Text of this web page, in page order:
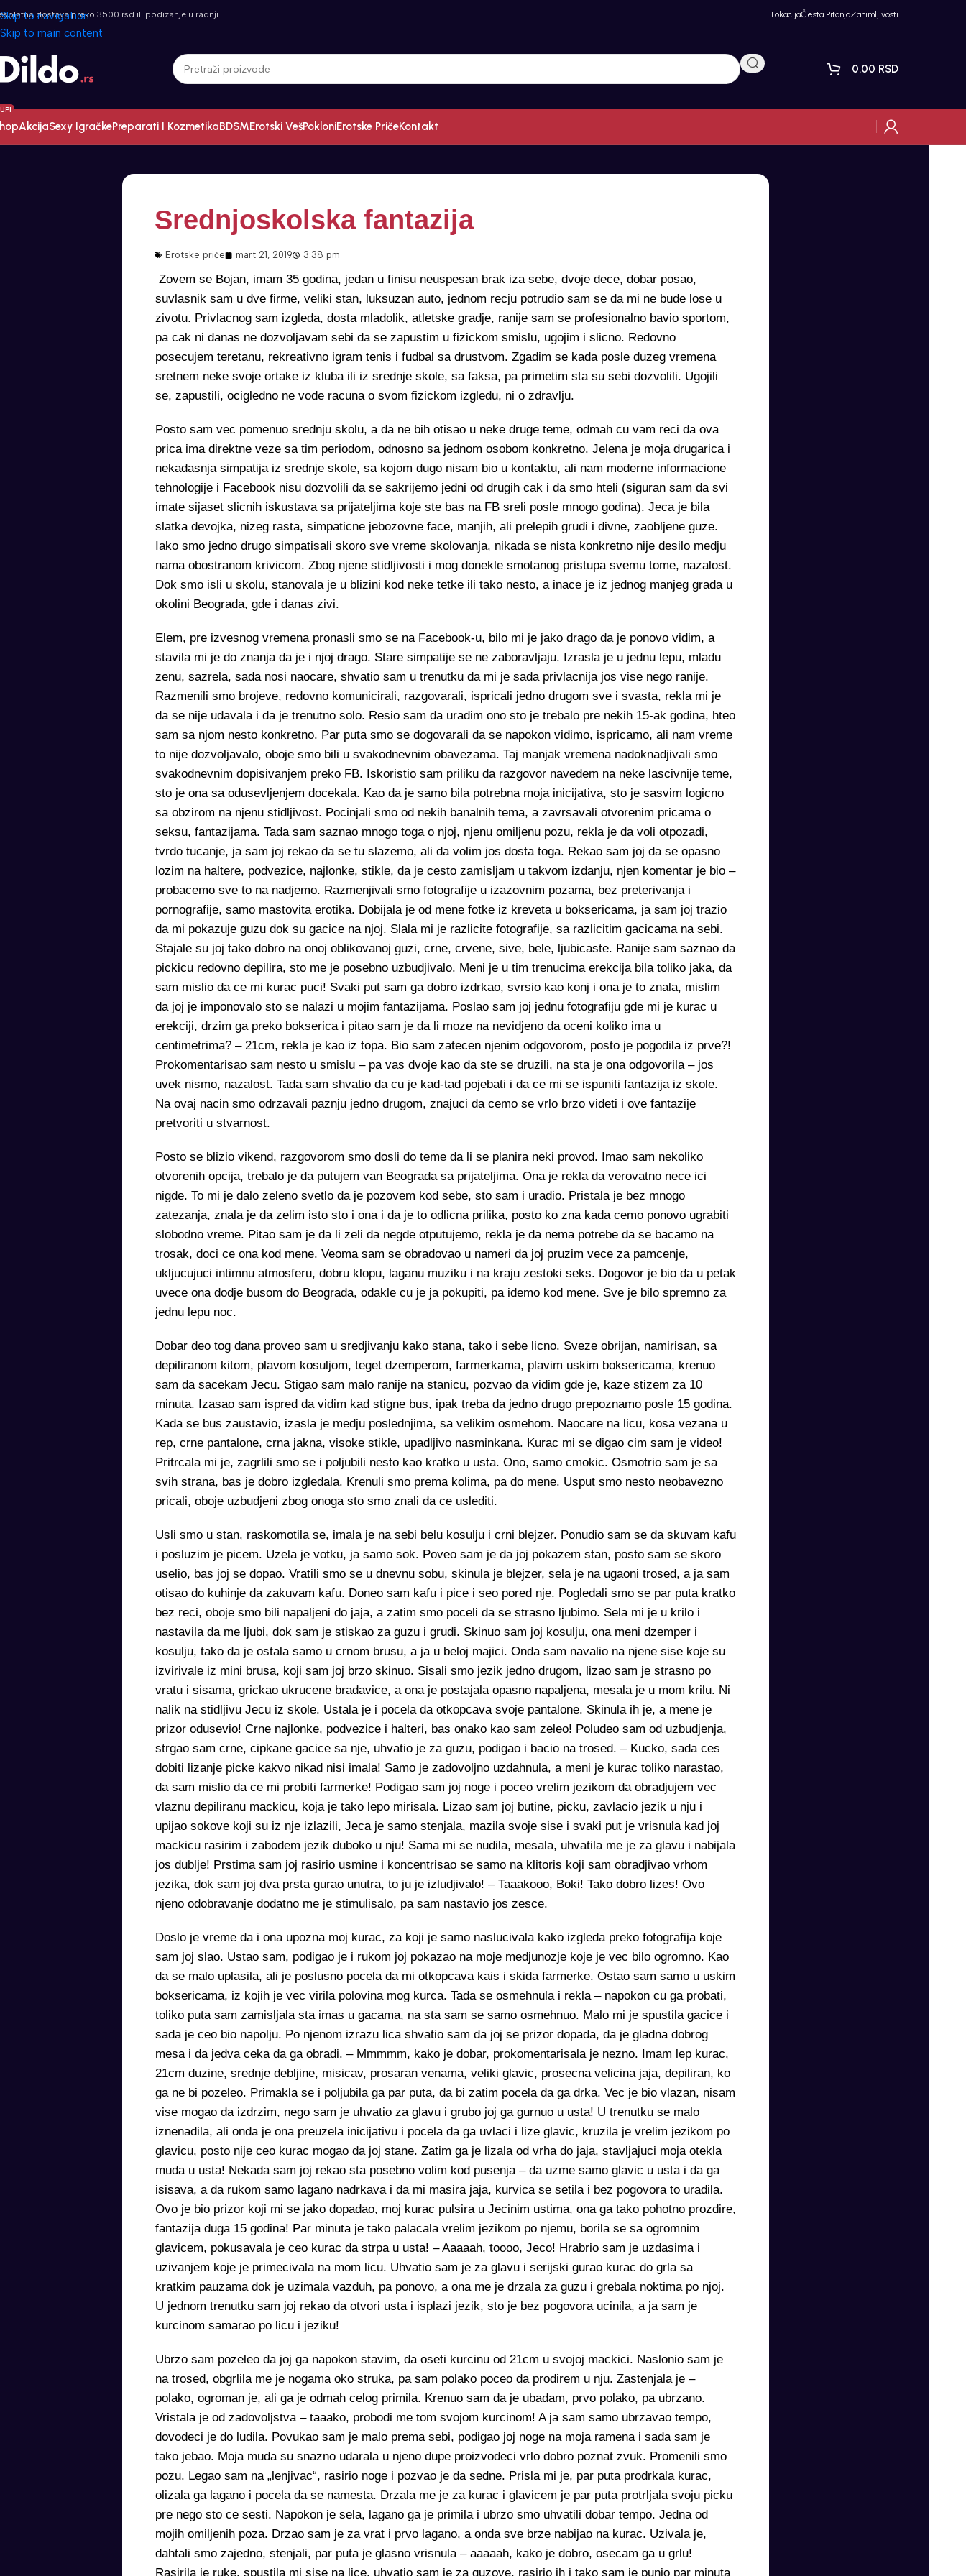
Skip to navigation
Skip to main content
dostava preko 3500 rsd ili podizanje u radnji. LokacijaČesta PitanjaZanimljivosti
0.00 RSD
AkcijaSexy IgračkePreparati I KozmetikaBDSMErotski VešPokloniErotske PričeKontakt
Srednjoskolska fantazija
Erotske priče mart 21, 2019 3:38 pm
Zovem se Bojan, imam 35 godina, jedan u finisu neuspesan brak iza sebe, dvoje dece, dobar posao,
suvlasnik sam u dve firme, veliki stan, luksuzan auto, jednom recju potrudio sam se da mi ne bude lose u
zivotu. Privlacnog sam izgleda, dosta mladolik, atletske gradje, ranije sam se profesionalno bavio sportom,
pa cak ni danas ne dozvoljavam sebi da se zapustim u fizickom smislu, ugojim i slicno. Redovno
posecujem teretanu, rekreativno igram tenis i fudbal sa drustvom. Zgadim se kada posle duzeg vremena
sretnem neke svoje ortake iz kluba ili iz srednje skole, sa faksa, pa primetim sta su sebi dozvolili. Ugojili
se, zapustili, ocigledno ne vode racuna o svom fizickom izgledu, ni o zdravlju.
Posto sam vec pomenuo srednju skolu, a da ne bih otisao u neke druge teme, odmah cu vam reci da ova
prica ima direktne veze sa tim periodom, odnosno sa jednom osobom konkretno. Jelena je moja drugarica i
nekadasnja simpatija iz srednje skole, sa kojom dugo nisam bio u kontaktu, ali nam moderne informacione
tehnologije i Facebook nisu dozvolili da se sakrijemo jedni od drugih cak i da smo hteli (siguran sam da svi
imate sijaset slicnih iskustava sa prijateljima koje ste bas na FB sreli posle mnogo godina). Jeca je bila
slatka devojka, nizeg rasta, simpaticne jebozovne face, manjih, ali prelepih grudi i divne, zaobljene guze.
Iako smo jedno drugo simpatisali skoro sve vreme skolovanja, nikada se nista konkretno nije desilo medju
nama obostranom krivicom. Zbog njene stidljivosti i mog donekle smotanog pristupa svemu tome, nazalost.
Dok smo isli u skolu, stanovala je u blizini kod neke tetke ili tako nesto, a inace je iz jednog manjeg grada u
okolini Beograda, gde i danas zivi.
Elem, pre izvesnog vremena pronasli smo se na Facebook-u, bilo mi je jako drago da je ponovo vidim, a
stavila mi je do znanja da je i njoj drago. Stare simpatije se ne zaboravljaju. Izrasla je u jednu lepu, mladu
zenu, sazrela, sada nosi naocare, shvatio sam u trenutku da mi je sada privlacnija jos vise nego ranije.
Razmenili smo brojeve, redovno komunicirali, razgovarali, ispricali jedno drugom sve i svasta, rekla mi je
da se nije udavala i da je trenutno solo. Resio sam da uradim ono sto je trebalo pre nekih 15-ak godina, hteo
sam sa njom nesto konkretno. Par puta smo se dogovarali da se napokon vidimo, ispricamo, ali nam vreme
to nije dozvoljavalo, oboje smo bili u svakodnevnim obavezama. Taj manjak vremena nadoknadjivali smo
svakodnevnim dopisivanjem preko FB. Iskoristio sam priliku da razgovor navedem na neke lascivnije teme,
sto je ona sa odusevljenjem docekala. Kao da je samo bila potrebna moja inicijativa, sto je sasvim logicno
sa obzirom na njenu stidljivost. Pocinjali smo od nekih banalnih tema, a zavrsavali otvorenim pricama o
seksu, fantazijama. Tada sam saznao mnogo toga o njoj, njenu omiljenu pozu, rekla je da voli otpozadi,
tvrdo tucanje, ja sam joj rekao da se tu slazemo, ali da volim jos dosta toga. Rekao sam joj da se opasno
lozim na haltere, podvezice, najlonke, stikle, da je cesto zamisljam u takvom izdanju, njen komentar je bio –
probacemo sve to na nadjemo. Razmenjivali smo fotografije u izazovnim pozama, bez preterivanja i
pornografije, samo mastovita erotika. Dobijala je od mene fotke iz kreveta u boksericama, ja sam joj trazio
da mi pokazuje guzu dok su gacice na njoj. Slala mi je razlicite fotografije, sa razlicitim gacicama na sebi.
Stajale su joj tako dobro na onoj oblikovanoj guzi, crne, crvene, sive, bele, ljubicaste. Ranije sam saznao da
pickicu redovno depilira, sto me je posebno uzbudjivalo. Meni je u tim trenucima erekcija bila toliko jaka, da
sam mislio da ce mi kurac puci! Svaki put sam ga dobro izdrkao, svrsio kao konj i ona je to znala, mislim
da joj je imponovalo sto se nalazi u mojim fantazijama. Poslao sam joj jednu fotografiju gde mi je kurac u
erekciji, drzim ga preko bokserica i pitao sam je da li moze na nevidjeno da oceni koliko ima u
centimetrima? – 21cm, rekla je kao iz topa. Bio sam zatecen njenim odgovorom, posto je pogodila iz prve?!
Prokomentarisao sam nesto u smislu – pa vas dvoje kao da ste se druzili, na sta je ona odgovorila – jos
uvek nismo, nazalost. Tada sam shvatio da cu je kad-tad pojebati i da ce mi se ispuniti fantazija iz skole.
Na ovaj nacin smo odrzavali paznju jedno drugom, znajuci da cemo se vrlo brzo videti i ove fantazije
pretvoriti u stvarnost.
Posto se blizio vikend, razgovorom smo dosli do teme da li se planira neki provod. Imao sam nekoliko
otvorenih opcija, trebalo je da putujem van Beograda sa prijateljima. Ona je rekla da verovatno nece ici
nigde. To mi je dalo zeleno svetlo da je pozovem kod sebe, sto sam i uradio. Pristala je bez mnogo
zatezanja, znala je da zelim isto sto i ona i da je to odlicna prilika, posto ko zna kada cemo ponovo ugrabiti
slobodno vreme. Pitao sam je da li zeli da negde otputujemo, rekla je da nema potrebe da se bacamo na
trosak, doci ce ona kod mene. Veoma sam se obradovao u nameri da joj pruzim vece za pamcenje,
ukljucujuci intimnu atmosferu, dobru klopu, laganu muziku i na kraju zestoki seks. Dogovor je bio da u petak
uvece ona dodje busom do Beograda, odakle cu je ja pokupiti, pa idemo kod mene. Sve je bilo spremno za
jednu lepu noc.
Dobar deo tog dana proveo sam u sredjivanju kako stana, tako i sebe licno. Sveze obrijan, namirisan, sa
depiliranom kitom, plavom kosuljom, teget dzemperom, farmerkama, plavim uskim boksericama, krenuo
sam da sacekam Jecu. Stigao sam malo ranije na stanicu, pozvao da vidim gde je, kaze stizem za 10
minuta. Izasao sam ispred da vidim kad stigne bus, ipak treba da jedno drugo prepoznamo posle 15 godina.
Kada se bus zaustavio, izasla je medju poslednjima, sa velikim osmehom. Naocare na licu, kosa vezana u
rep, crne pantalone, crna jakna, visoke stikle, upadljivo nasminkana. Kurac mi se digao cim sam je video!
Pritrcala mi je, zagrlili smo se i poljubili nesto kao kratko u usta. Ono, samo cmokic. Osmotrio sam je sa
svih strana, bas je dobro izgledala. Krenuli smo prema kolima, pa do mene. Usput smo nesto neobavezno
pricali, oboje uzbudjeni zbog onoga sto smo znali da ce uslediti.
Usli smo u stan, raskomotila se, imala je na sebi belu kosulju i crni blejzer. Ponudio sam se da skuvam kafu
i posluzim je picem. Uzela je votku, ja samo sok. Poveo sam je da joj pokazem stan, posto sam se skoro
uselio, bas joj se dopao. Vratili smo se u dnevnu sobu, skinula je blejzer, sela je na ugaoni trosed, a ja sam
otisao do kuhinje da zakuvam kafu. Doneo sam kafu i pice i seo pored nje. Pogledali smo se par puta kratko
bez reci, oboje smo bili napaljeni do jaja, a zatim smo poceli da se strasno ljubimo. Sela mi je u krilo i
nastavila da me ljubi, dok sam je stiskao za guzu i grudi. Skinuo sam joj kosulju, ona meni dzemper i
kosulju, tako da je ostala samo u crnom brusu, a ja u beloj majici. Onda sam navalio na njene sise koje su
izvirivale iz mini brusa, koji sam joj brzo skinuo. Sisali smo jezik jedno drugom, lizao sam je strasno po
vratu i sisama, grickao ukrucene bradavice, a ona je postajala opasno napaljena, mesala je u mom krilu. Ni
nalik na stidljivu Jecu iz skole. Ustala je i pocela da otkopcava svoje pantalone. Skinula ih je, a mene je
prizor odusevio! Crne najlonke, podvezice i halteri, bas onako kao sam zeleo! Poludeo sam od uzbudjenja,
strgao sam crne, cipkane gacice sa nje, uhvatio je za guzu, podigao i bacio na trosed. – Kucko, sada ces
dobiti lizanje picke kakvo nikad nisi imala! Samo je zadovoljno uzdahnula, a meni je kurac toliko narastao,
da sam mislio da ce mi probiti farmerke! Podigao sam joj noge i poceo vrelim jezikom da obradjujem vec
vlaznu depiliranu mackicu, koja je tako lepo mirisala. Lizao sam joj butine, picku, zavlacio jezik u nju i
upijao sokove koji su iz nje izlazili, Jeca je samo stenjala, mazila svoje sise i svaki put je vrisnula kad joj
mackicu rasirim i zabodem jezik duboko u nju! Sama mi se nudila, mesala, uhvatila me je za glavu i nabijala
jos dublje! Prstima sam joj rasirio usmine i koncentrisao se samo na klitoris koji sam obradjivao vrhom
jezika, dok sam joj dva prsta gurao unutra, to ju je izludjivalo! – Taaakooo, Boki! Tako dobro lizes! Ovo
njeno odobravanje dodatno me je stimulisalo, pa sam nastavio jos zesce.
Doslo je vreme da i ona upozna moj kurac, za koji je samo naslucivala kako izgleda preko fotografija koje
sam joj slao. Ustao sam, podigao je i rukom joj pokazao na moje medjunozje koje je vec bilo ogromno. Kao
da se malo uplasila, ali je poslusno pocela da mi otkopcava kais i skida farmerke. Ostao sam samo u uskim
boksericama, iz kojih je vec virila polovina mog kurca. Tada se osmehnula i rekla – napokon cu ga probati,
toliko puta sam zamisljala sta imas u gacama, na sta sam se samo osmehnuo. Malo mi je spustila gacice i
sada je ceo bio napolju. Po njenom izrazu lica shvatio sam da joj se prizor dopada, da je gladna dobrog
mesa i da jedva ceka da ga obradi. – Mmmmm, kako je dobar, prokomentarisala je nezno. Imam lep kurac,
21cm duzine, srednje debljine, misicav, prosaran venama, veliki glavic, prosecna velicina jaja, depiliran, ko
ga ne bi pozeleo. Primakla se i poljubila ga par puta, da bi zatim pocela da ga drka. Vec je bio vlazan, nisam
vise mogao da izdrzim, nego sam je uhvatio za glavu i grubo joj ga gurnuo u usta! U trenutku se malo
iznenadila, ali onda je ona preuzela inicijativu i pocela da ga uvlaci i lize glavic, kruzila je vrelim jezikom po
glavicu, posto nije ceo kurac mogao da joj stane. Zatim ga je lizala od vrha do jaja, stavljajuci moja otekla
muda u usta! Nekada sam joj rekao sta posebno volim kod pusenja – da uzme samo glavic u usta i da ga
isisava, a da rukom samo lagano nadrkava i da mi masira jaja, kurvica se setila i bez pogovora to uradila.
Ovo je bio prizor koji mi se jako dopadao, moj kurac pulsira u Jecinim ustima, ona ga tako pohotno prozdire,
fantazija duga 15 godina! Par minuta je tako palacala vrelim jezikom po njemu, borila se sa ogromnim
glavicem, pokusavala je ceo kurac da strpa u usta! – Aaaaah, toooo, Jeco! Hrabrio sam je uzdasima i
uzivanjem koje je primecivala na mom licu. Uhvatio sam je za glavu i serijski gurao kurac do grla sa
kratkim pauzama dok je uzimala vazduh, pa ponovo, a ona me je drzala za guzu i grebala noktima po njoj.
U jednom trenutku sam joj rekao da otvori usta i isplazi jezik, sto je bez pogovora ucinila, a ja sam je
kurcinom samarao po licu i jeziku!
Ubrzo sam pozeleo da joj ga napokon stavim, da oseti kurcinu od 21cm u svojoj mackici. Naslonio sam je
na trosed, obgrlila me je nogama oko struka, pa sam polako poceo da prodirem u nju. Zastenjala je –
polako, ogroman je, ali ga je odmah celog primila. Krenuo sam da je ubadam, prvo polako, pa ubrzano.
Vristala je od zadovoljstva – taaako, probodi me tom svojom kurcinom! A ja sam samo ubrzavao tempo,
dovodeci je do ludila. Povukao sam je malo prema sebi, podigao joj noge na moja ramena i sada sam je
tako jebao. Moja muda su snazno udarala u njeno dupe proizvodeci vrlo dobro poznat zvuk. Promenili smo
pozu. Legao sam na „lenjivac“, rasirio noge i pozvao je da sedne. Prisla mi je, par puta prodrkala kurac,
olizala ga lagano i pocela da se namesta. Drzala me je za kurac i glavicem je par puta protrljala svoju picku
pre nego sto ce sesti. Napokon je sela, lagano ga je primila i ubrzo smo uhvatili dobar tempo. Jedna od
mojih omiljenih poza. Drzao sam je za vrat i prvo lagano, a onda sve brze nabijao na kurac. Uzivala je,
dahtali smo zajedno, stenjali, par puta je glasno vrisnula – aaaaah, kako je dobro, osecam ga u grlu!
Rasirila je ruke, spustila mi sise na lice, uhvatio sam je za guzove, rasirio ih i tako sam je punio par minuta